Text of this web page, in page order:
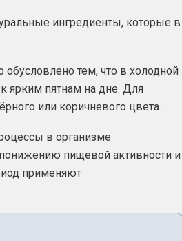
ингредиенты, которые в
тем, что в холодной
ярким пятнам на дне. Для
или коричневого цвета.
в организме
пищевой активности и
применяют